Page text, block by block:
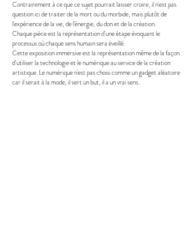
Contrairement à ce que ce sujet pourrait laisser croire, il n'est pas
question ici de traiter de la mort ou du morbide, mais plutôt de
l'expérience de la vie, de l'énergie, du don et de la création.
Chaque pièce est la représentation d'une étape évoquant le
processus où chaque sens humain sera éveillé.
Cette exposition immersive est la représentation même de la façon
d'utiliser la technologie et le numérique au service de la création
artistique. Le numérique n'est pas choisi comme un gadget aléatoire
car il serait à la mode, il sert un but, il a un vrai sens.